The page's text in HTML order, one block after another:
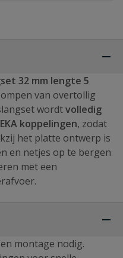
32 mm lengte 5
van overtollig
wordtvolledig
koppelingen, zodat
het platte ontwerp is
en netjes op te bergen
met een
montage nodig.